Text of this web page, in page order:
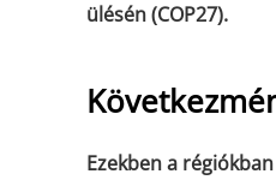
ülésén (COP27).
Ezekben a